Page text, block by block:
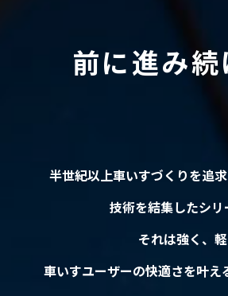
前に進み続
半世紀以上車いすづくりを追
技術を結集したシリ
それは強く、
車いすユーザーの快適さを叶え